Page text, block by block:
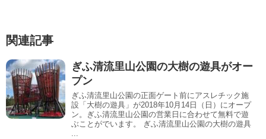
関連記事
ぎふ清流里山公園の大樹の遊具がオー
プン
ぎふ清流里山公園の正面ゲート前にアスレチック施
設「大樹の遊具」が2018年10月14日（日）にオープ
ン。ぎふ清流里山公園の営業日に合わせて無料で遊
ぶことがでいます。 ぎふ清流里山公園の大樹の遊具
...